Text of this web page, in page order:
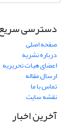
دسترسی
صفحه اصلی
درباره نشریه
اعضای هیات تحریریه
ارسال مقاله
تماس با ما
نقشه سایت
آخرین اخبار